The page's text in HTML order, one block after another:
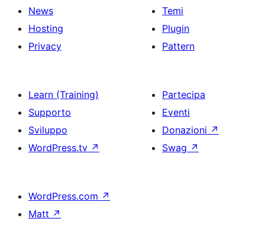
News
Hosting
Privacy
Temi
Plugin
Pattern
Learn (Training)
Supporto
Sviluppo
WordPress.tv ↗
Partecipa
Eventi
Donazioni ↗
Swag ↗
WordPress.com ↗
Matt ↗